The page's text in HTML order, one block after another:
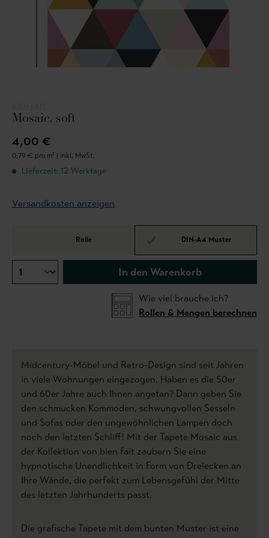
Mosaic, soft
4,00 €
0,79 € pro m² | inkl. MwSt.
Lieferzeit: 12 Werktage
Versandkosten anzeigen
Rolle DIN-A4 Muster
In den Warenkorb
Wie viel brauche ich?
Rollen & Mengen berechnen
Midcentury-Möbel und Retro-Design sind seit Jahren
in viele Wohnungen eingezogen. Haben es die 50er
und 60er Jahre auch Ihnen angetan? Dann geben Sie
den schmucken Kommoden, schwungvollen Sesseln
und Sofas oder den ungewöhnlichen Lampen doch
noch den letzten Schliff! Mit der Tapete Mosaic aus
der Kollektion von bien fait zaubern Sie eine
hypnotische Unendlichkeit in Form von Dreiecken an
Ihre Wände, die perfekt zum Lebensgefühl der Mitte
des letzten Jahrhunderts passt.
Die grafische Tapete mit dem bunten Muster ist eine